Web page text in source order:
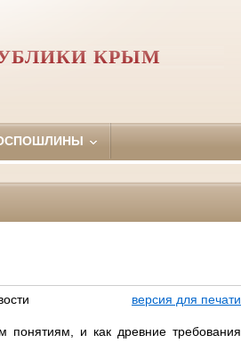
КРЫМ
версия для печати
и как древние требования